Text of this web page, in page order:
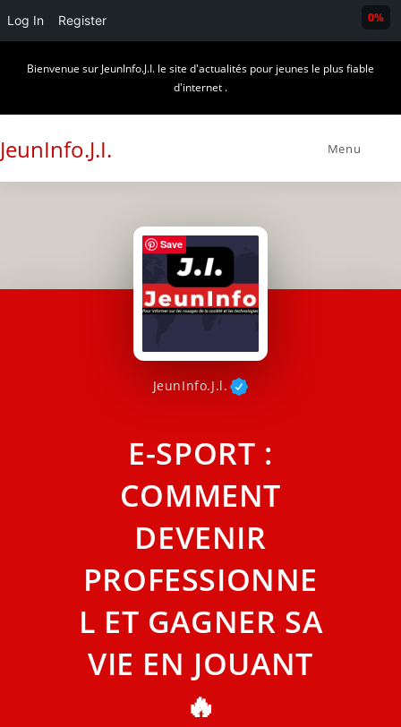
Log In Register
Bienvenue sur JeunInfo.J.I. le site d'actualités pour jeunes le plus fiable
d'internet .
JeunInfo.J.I. Menu
JeunInfo.J.l.
E-SPORT :
COMMENT
DEVENIR
PROFESSIONNE
L ET GAGNER SA
VIE EN JOUANT
🔥
0%
Save